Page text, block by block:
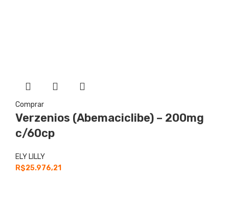
Comprar
Verzenios (Abemaciclibe) – 200mg
c/60cp
ELY LILLY
R$25.976,21